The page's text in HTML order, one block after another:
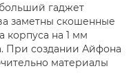
гаджет
заметны скошенные
корпуса на 1 мм
При создании Айфона
материалы